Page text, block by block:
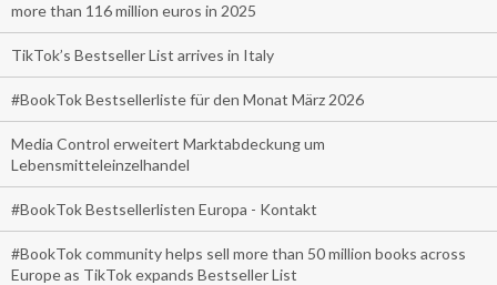
more than 116 million euros in 2025
TikTok’s Bestseller List arrives in Italy
#BookTok Bestsellerliste für den Monat März 2026
Media Control erweitert Marktabdeckung um
Lebensmitteleinzelhandel
#BookTok Bestsellerlisten Europa - Kontakt
#BookTok community helps sell more than 50 million books across
Europe as TikTok expands Bestseller List